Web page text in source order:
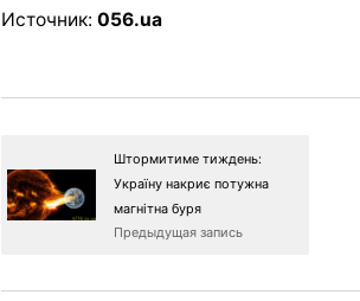
Источник: 056.ua
Штормитиме тиждень:
Україну накриє потужна
магнітна буря
Предыдущая запись